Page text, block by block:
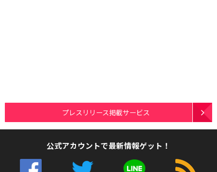
プレスリリース掲載サービス
公式アカウントで最新情報ゲット！